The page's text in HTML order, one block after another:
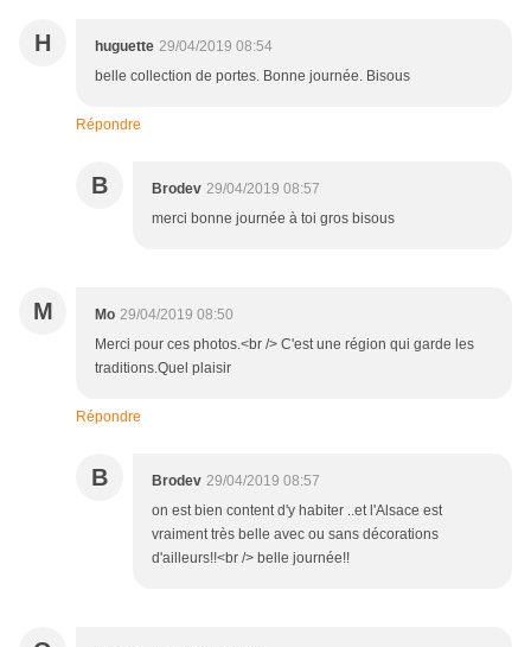
H huguette 29/04/2019 08:54
belle collection de portes. Bonne journée. Bisous
Répondre
B Brodev 29/04/2019 08:57
merci bonne journée à toi gros bisous
M Mo 29/04/2019 08:50
Merci pour ces photos.<br /> C'est une région qui garde les
traditions.Quel plaisir
Répondre
B Brodev 29/04/2019 08:57
on est bien content d'y habiter ..et l'Alsace est
vraiment très belle avec ou sans décorations
d'ailleurs!!<br /> belle journée!!